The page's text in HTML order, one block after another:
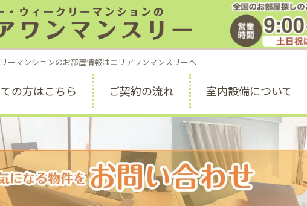
お部屋探しのご
ーマンションのお部屋情報はエリアワンマンスリーへ
の方はこちら ご契約の流れ 室内設備について